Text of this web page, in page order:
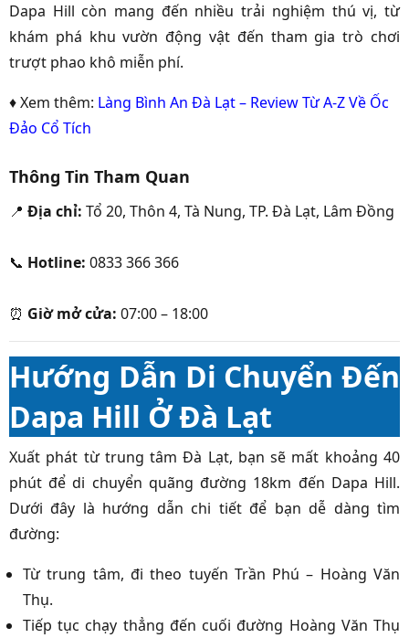
Dapa Hill còn mang đến nhiều trải nghiệm thú vị, từ
khám phá khu vườn động vật đến tham gia trò chơi
trượt phao khô miễn phí.
♦ Xem thêm: Làng Bình An Đà Lạt – Review Từ A-Z Về Ốc
Đảo Cổ Tích
Thông Tin Tham Quan
📍 Địa chỉ: Tổ 20, Thôn 4, Tà Nung, TP. Đà Lạt, Lâm Đồng
📞 Hotline: 0833 366 366
⏰ Giờ mở cửa: 07:00 – 18:00
Hướng Dẫn Di Chuyển Đến
Dapa Hill Ở Đà Lạt
Xuất phát từ trung tâm Đà Lạt, bạn sẽ mất khoảng 40
phút để di chuyển quãng đường 18km đến Dapa Hill.
Dưới đây là hướng dẫn chi tiết để bạn dễ dàng tìm
đường:
Từ trung tâm, đi theo tuyến Trần Phú – Hoàng Văn
Thụ.
Tiếp tục chạy thẳng đến cuối đường Hoàng Văn Thụ